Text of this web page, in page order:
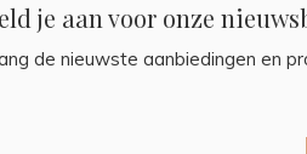
je aan voor onze
de nieuwste aanbiedingen en